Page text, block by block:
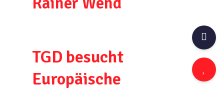
TGD besucht
Europäische